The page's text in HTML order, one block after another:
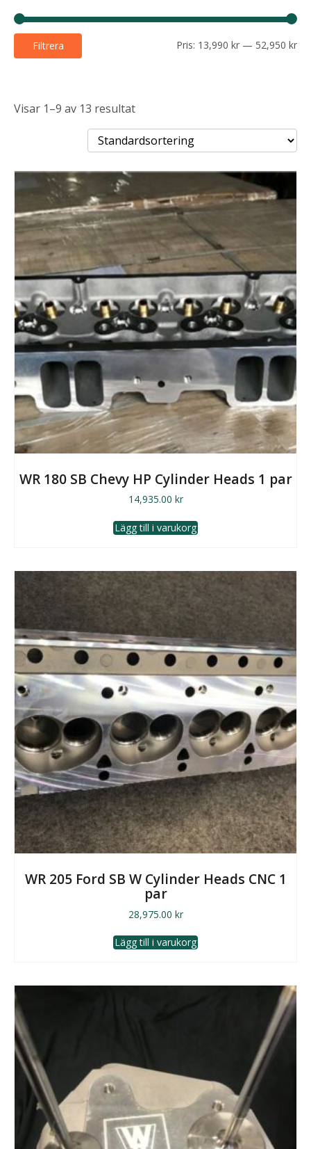
Filtrera Pris: 13,990 kr — 52,950 kr
Visar 1–9 av 13 resultat
WR 180 SB Chevy HP Cylinder Heads 1 par
14,935.00 kr
Lägg till i varukorg
WR 205 Ford SB W Cylinder Heads CNC 1
par
28,975.00 kr
Lägg till i varukorg